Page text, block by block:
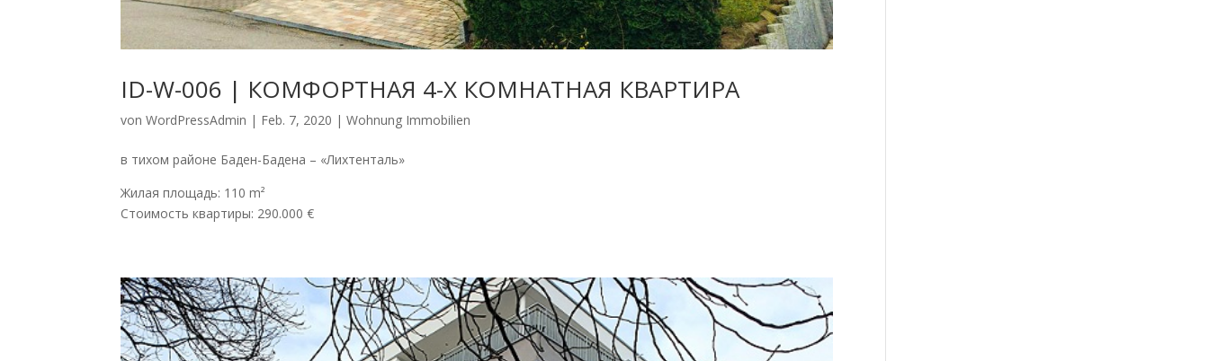
ID-W-006 | КОМФОРТНАЯ 4-Х КОМНАТНАЯ КВАРТИРА
vonWordPressAdmin | Feb. 7, 2020 |Wohnung Immobilien
в тихом районе Баден-Бадена – «Лихтенталь»
Жилая площадь: 110 m²
Стоимость квартиры: 290.000 €